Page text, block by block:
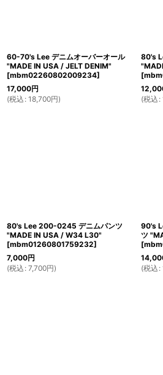
60-70's Lee デニムオーバーオール
"MADE IN USA / JELT DENIM"
[mbm02260802009234]
17,000円
(税込 : 18,700円)
80's
[
(税込 :
80's Lee 200-0245 デニムパンツ
"MADE IN USA / W34 L30"
[mbm01260801759232]
7,000円
(税込 : 7,700円)
90's
ツ
[
(税込 :